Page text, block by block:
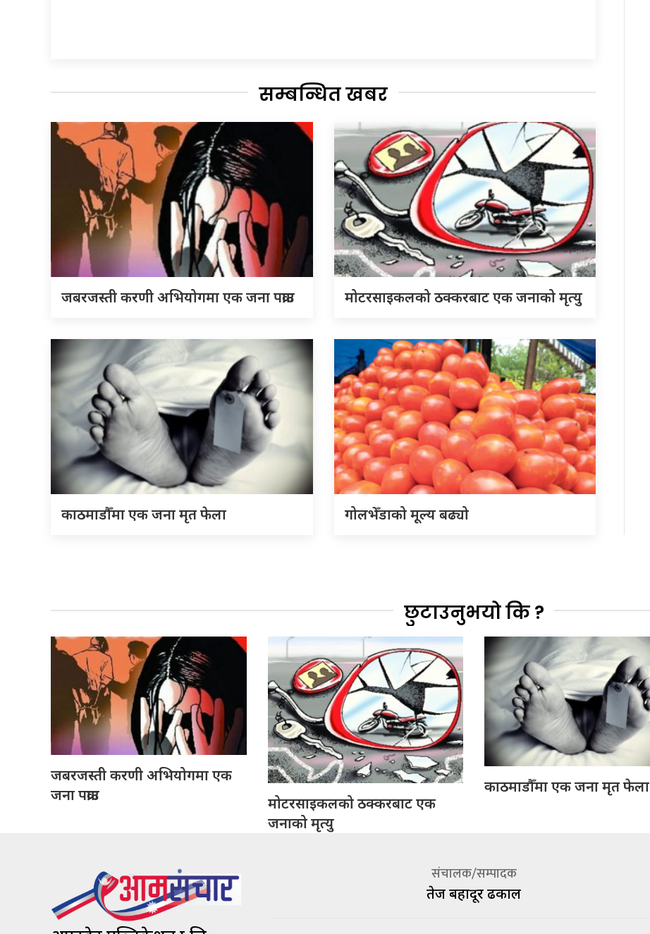
सम्बन्धित खबर
जबरजस्ती करणी अभियोगमा एक जना पक्राउ मोटरसाइकलको ठक्करबाट एक जनाको मृत्यु
काठमाडौँमा एक जना मृत फेला गोलभेँडाको मूल्य बढ्यो
छुटाउनुभयो कि ?
जबरजस्ती करणी अभियोगमा एक
जना पक्राउ
मोटरसाइकलको ठक्करबाट एक
जनाको मृत्यु
काठमाडौँमा एक जना मृत फेला
संचालक/सम्पादक
तेज बहादूर ढकाल